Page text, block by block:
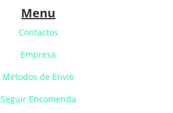
Menu
Contactos
Empresa
Métodos de Envio
Seguir Encomenda